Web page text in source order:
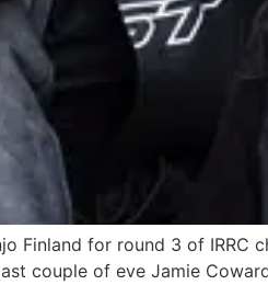
for round 3 of IRRC
couple of eve Jamie